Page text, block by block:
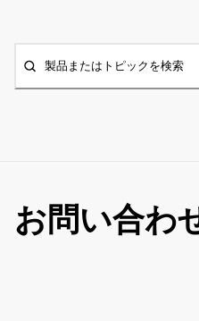
製品またはトピックを検索
お問い合わ